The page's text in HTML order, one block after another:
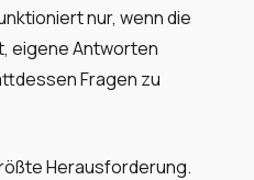
nur, wenn die
eigene Antworten
Fragen zu
Herausforderung.